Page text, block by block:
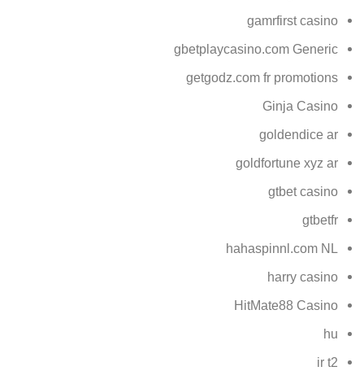
gamrfirst casino
gbetplaycasino.com Generic
getgodz.com fr promotions
Ginja Casino
goldendice ar
goldfortune xyz ar
gtbet casino
gtbetfr
hahaspinnl.com NL
harry casino
HitMate88 Casino
hu
ir t2